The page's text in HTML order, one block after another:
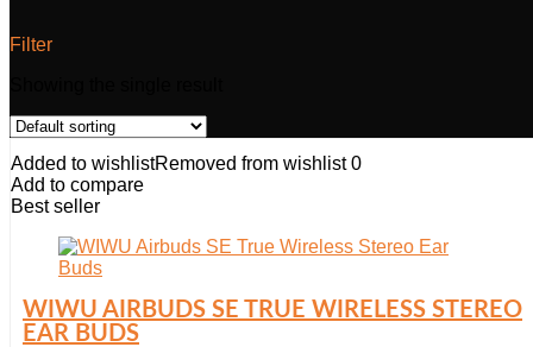
Filter
Added to wishlistRemoved from wishlist 0
Add to compare
Best seller
WIWU AIRBUDS SE TRUE WIRELESS STEREO
EAR BUDS